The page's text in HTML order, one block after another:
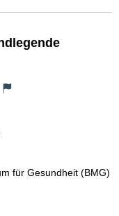
für Gesundheit (BMG)